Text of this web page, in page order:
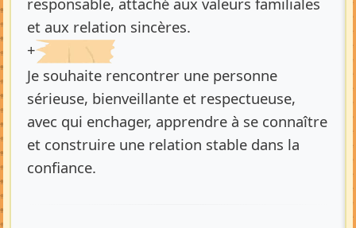
et aux relation sincères.
+
Je souhaite rencontrer une personne
sérieuse, bienveillante et respectueuse,
avec qui enchager, apprendre à se connaître
et construire une relation stable dans la
confiance.